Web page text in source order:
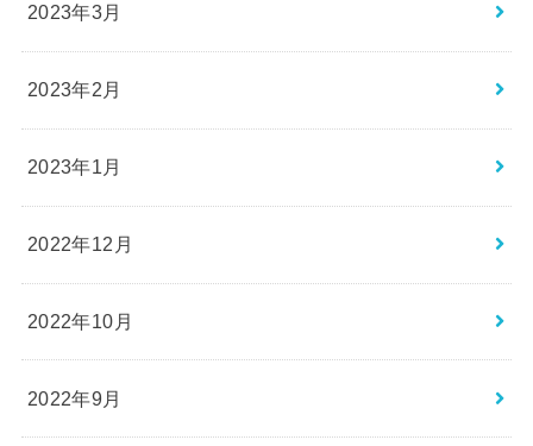
2023年3月
2023年2月
2023年1月
2022年12月
2022年10月
2022年9月